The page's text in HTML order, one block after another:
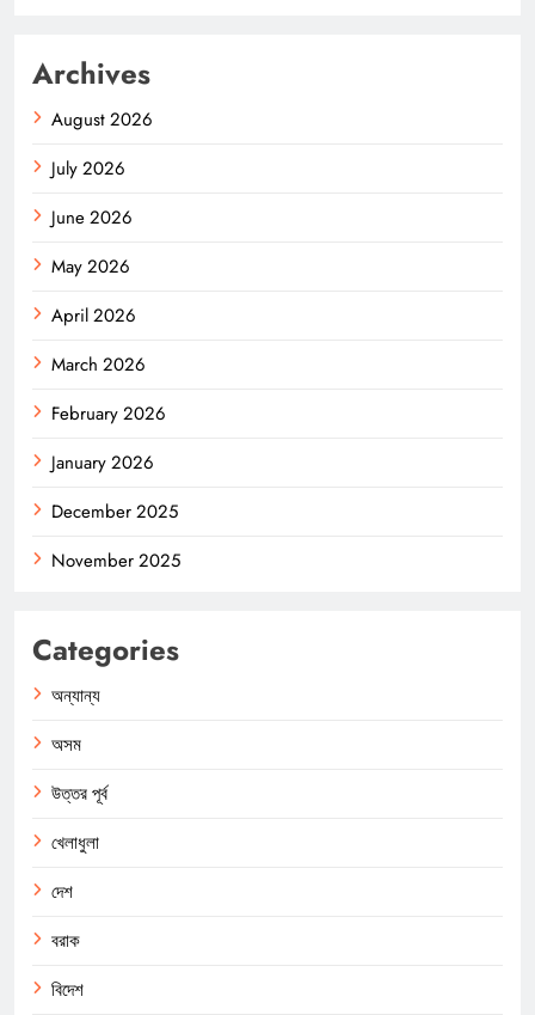
Archives
August 2026
July 2026
June 2026
May 2026
April 2026
March 2026
February 2026
January 2026
December 2025
November 2025
Categories
অন্যান্য
অসম
উত্তর পূর্ব
খেলাধুলা
দেশ
বরাক
বিদেশ